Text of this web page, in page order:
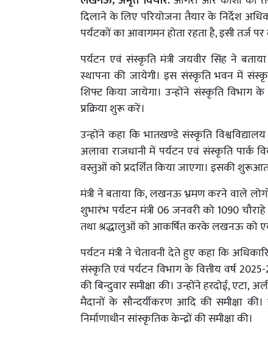
दिलाने के लिए परियोजना तैयार के निर्देश
पर्यटकों का आवागमन होता रहता है, इसी तर्ज
पर्यटन एवं संस्कृति मंत्री जयवीर सिंह ने
स्थापना की जायेगी। इस संस्कृति भवन में
शिफ्ट किया जायेगा। उन्होंने संस्कृति विभाग
प्रक्रिया शुरू करें।
उन्होंने कहा कि भातखण्डे संस्कृति
अलावा राजधानी में पर्यटन एवं संस्कृति पार्क
वस्तुओं को प्रदर्शित किया जाएगा। इसकी
मंत्री ने बताया कि, लखनऊ भ्रमण करने वाले
शुभारंभ पर्यटन मंत्री 06 जनवरी को 1090
तथा श्रद्धालुओं को आकर्षित करके लखनऊ को
पर्यटन मंत्री ने चेतावनी देते हुए कहा कि
संस्कृति एवं पर्यटन विभाग के वित्तीय वर्ष
की बिन्दुवार समीक्षा की। उन्होंने हरदोई, एटा,
मैदानों के सौन्दर्यीकरण आदि की समीक्षा
निर्माणाधीन सांस्कृतिक केन्द्रों की समीक्षा की।